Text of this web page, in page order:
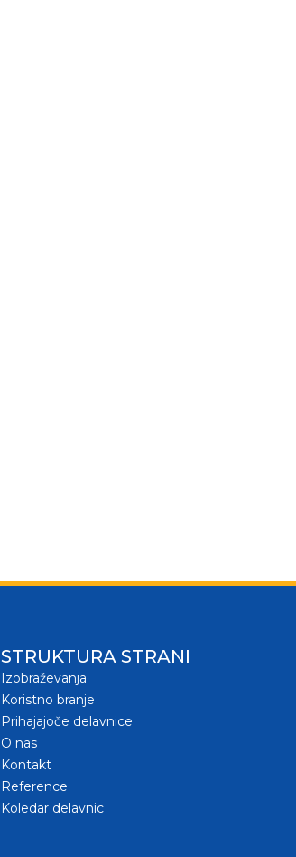
STRUKTURA STRANI
Izobraževanja
Koristno branje
Prihajajoče delavnice
O nas
Kontakt
Reference
Koledar delavnic